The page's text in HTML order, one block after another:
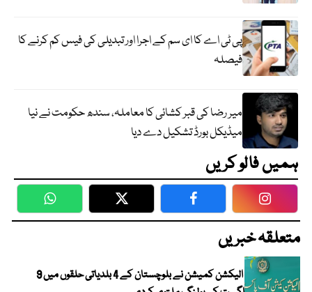
پی ٹی اے کا ای سم کے اجرا اور تبدیلی کی فیس کم کرنے کا
فیصلہ
میر رضا کی قبر کشائی کا معاملہ، سندھ حکومت نے نیا
میڈیکل بورڈ تشکیل دے دیا
ہمیں فالو کریں
WhatsApp Twitter Facebook
متعلقہ خبریں
الیکشن کمیشن نے بلوچستان کے 4 بلدیاتی حلقوں میں 9